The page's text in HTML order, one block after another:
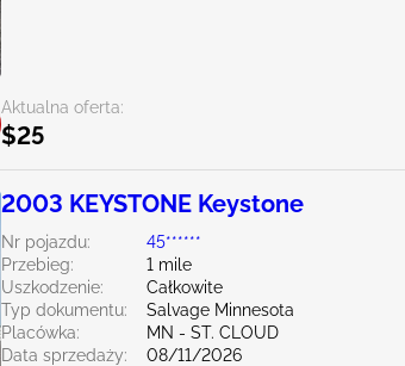
Aktualna oferta:
$25
2003 KEYSTONE Keystone
Nr pojazdu:
45******
Przebieg:
1 mile
Uszkodzenie:
Całkowite
Typ dokumentu:
Salvage Minnesota
Placówka:
MN - ST. CLOUD
Data sprzedaży:
08/11/2026